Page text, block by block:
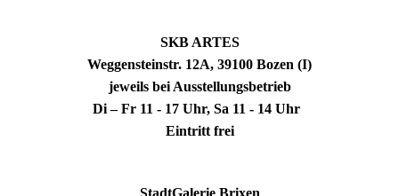
SKB ARTES
Weggensteinstr. 12A, 39100 Bozen (I)
jeweils bei Ausstellungsbetrieb
Di – Fr 11 - 17 Uhr, Sa 11 - 14 Uhr
Eintritt frei
StadtGalerie Brixen